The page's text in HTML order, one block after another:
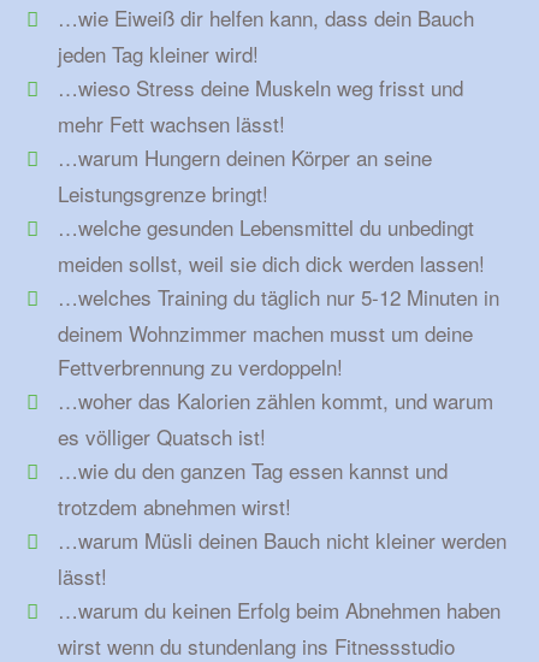
…wie Eiweiß dir helfen kann, dass dein Bauch
jeden Tag kleiner wird!
…wieso Stress deine Muskeln weg frisst und
mehr Fett wachsen lässt!
…warum Hungern deinen Körper an seine
Leistungsgrenze bringt!
…welche gesunden Lebensmittel du unbedingt
meiden sollst, weil sie dich dick werden lassen!
…welches Training du täglich nur 5-12 Minuten in
deinem Wohnzimmer machen musst um deine
Fettverbrennung zu verdoppeln!
…woher das Kalorien zählen kommt, und warum
es völliger Quatsch ist!
…wie du den ganzen Tag essen kannst und
trotzdem abnehmen wirst!
…warum Müsli deinen Bauch nicht kleiner werden
lässt!
…warum du keinen Erfolg beim Abnehmen haben
wirst wenn du stundenlang ins Fitnessstudio